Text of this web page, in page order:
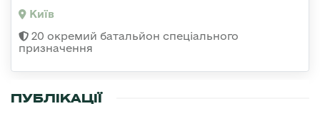
Київ
20 окремий батальйон спеціального
призначення
ПУБЛІКАЦІЇ